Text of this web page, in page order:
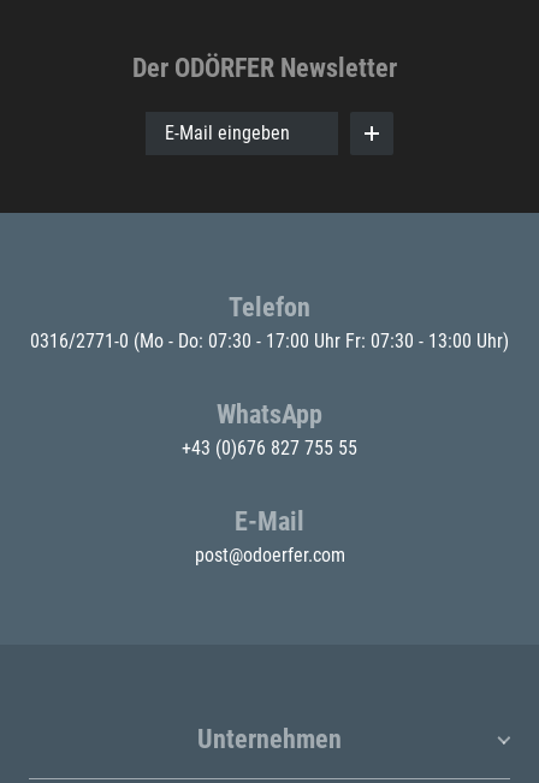
Der ODÖRFER Newsletter
E-Mail eingeben
Telefon
0316/2771-0 (Mo - Do: 07:30 - 17:00 Uhr Fr: 07:30 - 13:00 Uhr)
WhatsApp
+43 (0)676 827 755 55
E-Mail
post@odoerfer.com
Unternehmen